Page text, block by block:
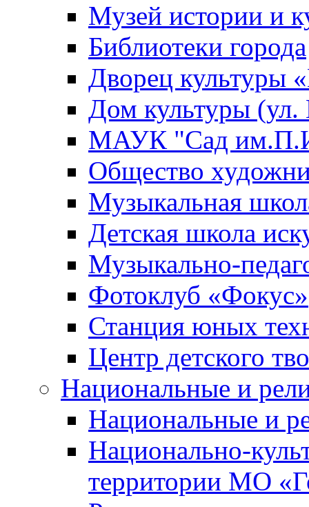
Музей истории и
Библиотеки города
Дворец культуры
Дом культуры (ул.
МАУК "Сад
Общество
Музыкальная
Детская школа
Музыкально-
Фотоклуб «Фокус»
Станция юных
Центр детского
Национальные и
Национальные и
Национально-
территории МО